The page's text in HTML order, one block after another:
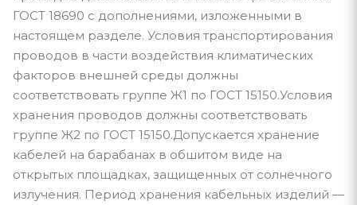
ГОСТ 18690 с дополнениями, изложенными в
настоящем разделе. Условия транспортирования
проводов в части воздействия климатических
факторов внешней среды должны
соответствовать группе Ж1 по ГОСТ 15150.Условия
хранения проводов должны соответствовать
группе Ж2 по ГОСТ 15150.Допускается хранение
кабелей на барабанах в обшитом виде на
открытых площадках, защищенных от солнечного
излучения. Период хранения кабельных изделий —